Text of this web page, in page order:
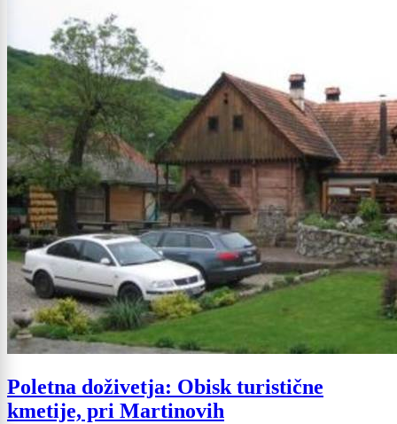
Poletna doživetja: Obisk turistične
kmetije, pri Martinovih